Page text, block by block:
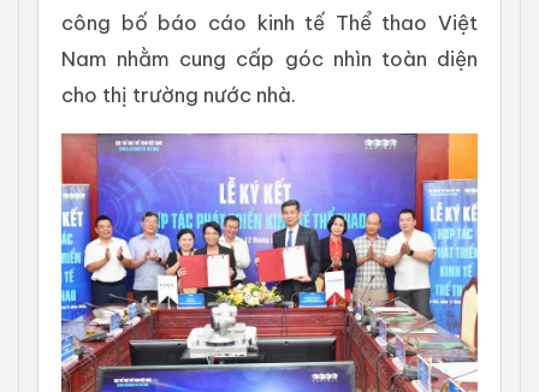
công bố báo cáo kinh tế Thể thao Việt
Nam nhằm cung cấp góc nhìn toàn diện
cho thị trường nước nhà.